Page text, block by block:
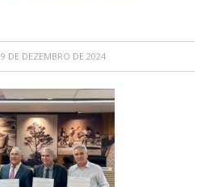
9 DE DEZEMBRO DE 2024